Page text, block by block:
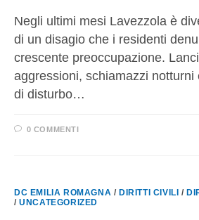
Negli ultimi mesi Lavezzola è
di un disagio che i residenti
crescente preoccupazione.
aggressioni, schiamazzi notturni
di disturbo…
0 COMMENTI
DC EMILIA ROMAGNA / DIRITTI CIVILI /
/UNCATEGORIZED